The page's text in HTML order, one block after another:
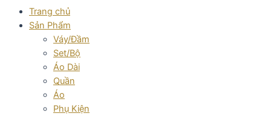
Trang chủ
Sản Phẩm
Váy/Đầm
Set/Bộ
Áo Dài
Quần
Áo
Phụ Kiện